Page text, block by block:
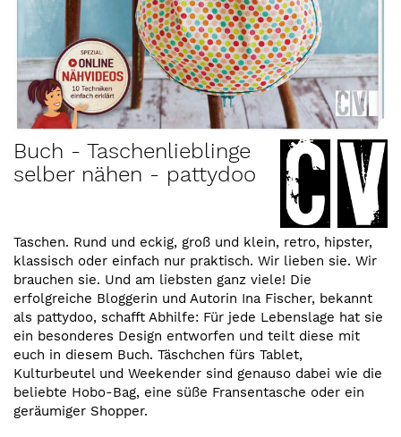
Anfang
der
Buch - Taschenlieblinge
selber nähen - pattydoo
Taschen. Rund und eckig, groß und klein, retro, hipster,
klassisch oder einfach nur praktisch. Wir lieben sie. Wir
brauchen sie. Und am liebsten ganz viele! Die
erfolgreiche Bloggerin und Autorin Ina Fischer, bekannt
als pattydoo, schafft Abhilfe: Für jede Lebenslage hat sie
ein besonderes Design entworfen und teilt diese mit
euch in diesem Buch. Täschchen fürs Tablet,
Kulturbeutel und Weekender sind genauso dabei wie die
beliebte Hobo-Bag, eine süße Fransentasche oder ein
geräumiger Shopper.